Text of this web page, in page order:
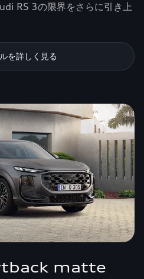
RS 3の限界をさらに引き上
を詳しく見る
matte